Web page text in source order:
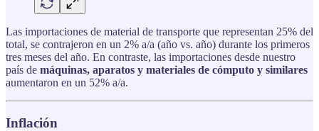
Las importaciones de material de transporte que representan 25% del
total, se contrajeron en un 2% a/a (año vs. año) durante los primeros
tres meses del año. En contraste, las importaciones desde nuestro
país de máquinas, aparatos y materiales de cómputo y similares
aumentaron en un 52% a/a.
Inflación